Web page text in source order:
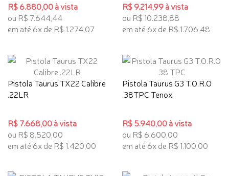
R$ 6.880,00 à vista
ou R$ 7.644,44
em até 6x de R$ 1.274,07
R$ 9.214,99 à vista
ou R$ 10.238,88
em até 6x de R$ 1.706,48
Pistola Taurus TX22 Calibre
.22LR
R$ 7.668,00 à vista
ou R$ 8.520,00
em até 6x de R$ 1.420,00
Pistola Taurus G3 T.O.R.O
.38TPC Tenox
R$ 5.940,00 à vista
ou R$ 6.600,00
em até 6x de R$ 1.100,00